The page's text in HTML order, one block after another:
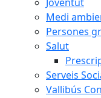
Medi
Persones
Salut
Serveis
Vallibús